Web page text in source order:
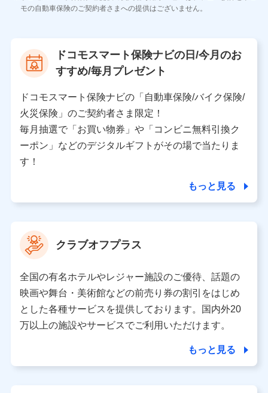
当社
当社又は株式会社NTTドコモが提供する保険関連サービ
スにおけるユーザ登録受付および管理のため
を受けている保険会社・提携会社の保険その他に関する
情報を提供するため、また維持管理等の委託業務遂行の
ため、またそれらに付帯、関連する当社、株式会社NTT
ドコモおよび提携会社のサービスを案内、提供するため
（各サービスで取得したサービス利用履歴、ウェブサイ
トの閲覧履歴、購買履歴、ご契約内容等のパーソナルデ
ータを分析して、お客さまの趣味・嗜好・傾向に応じた
上記に係る案内・手続き・管理等付帯業務を行うため
【当該個人データの管理について責任を有する者の名称・住
所・代表者名】
当該個人データを取り扱う各共同利用者（詳細は次のとお
り）
東京都千代田区永田町2丁目11番1号 山王パークタワー
株式会社NTTドコモ 代表取締役社長 前田 義晃
東京都中央区日本橋人形町2-14-10 アーバンネット日本橋
ビル 3F
モの自動車保険のご契約者さまへの提供はございません。
ドコモスマート保険ナビの日/今月のお
すすめ/毎月プレゼント
ドコモスマート保険ナビの「自動車保険/バイク保険/
火災保険」のご契約者さま限定！
毎月抽選で「お買い物券」や「コンビニ無料引換ク
ーポン」などのデジタルギフトがその場で当たりま
す！
もっと見る
クラブオフプラス
全国の有名ホテルやレジャー施設のご優待、話題の
映画や舞台・美術館などの前売り券の割引をはじめ
とした各種サービスを提供しております。国内外20
万以上の施設やサービスでご利用いただけます。
もっと見る